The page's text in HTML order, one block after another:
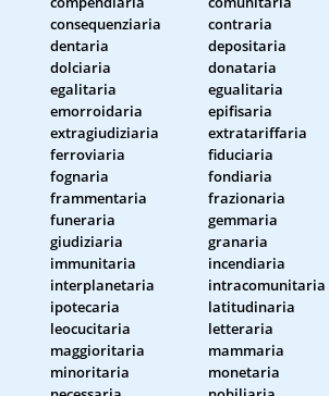
consequenziaria
contraria
dentaria
depositaria
dolciaria
donataria
egalitaria
egualitaria
emorroidaria
epifisaria
extragiudiziaria
extratariffaria
ferroviaria
fiduciaria
fognaria
fondiaria
frammentaria
frazionaria
funeraria
gemmaria
giudiziaria
granaria
immunitaria
incendiaria
interplanetaria
intracomunitaria
ipotecaria
latitudinaria
leocucitaria
letteraria
maggioritaria
mammaria
minoritaria
monetaria